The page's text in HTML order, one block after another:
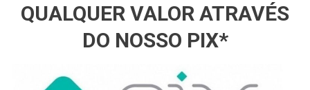
QUALQUER VALOR ATRAVÉS
DO NOSSO PIX*